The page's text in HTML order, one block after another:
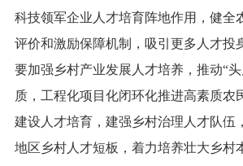
科技领军企业人才培育阵地作用，健全
评价和激励保障机制，吸引更多人才投
要加强乡村产业发展人才培养，推动“
质，工程化项目化闭环化推进高素质农
建设人才培育，建强乡村治理人才队伍
地区乡村人才短板，着力培养壮大乡村